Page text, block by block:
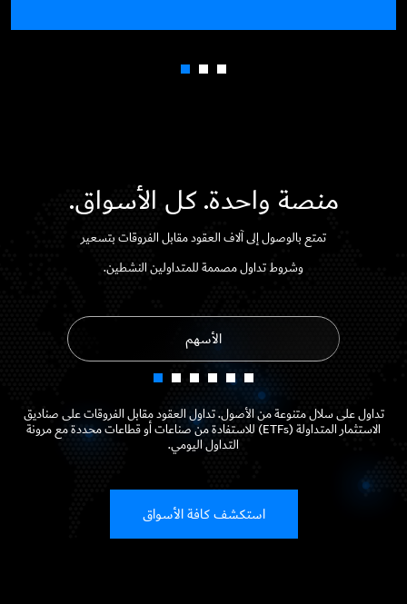
منصة واحدة. كل الأسواق.
تمتع بالوصول إلى آلاف العقود مقابل الفروقات بتسعير
وشروط تداول مصممة للمتداولين النشطين.
الأسهم
تداول على سلال متنوعة من الأصول. تداول العقود مقابل الفروقات على صناديق
الاستثمار المتداولة (ETFs) للاستفادة من صناعات أو قطاعات محددة مع مرونة
التداول اليومي.
استكشف كافة الأسواق